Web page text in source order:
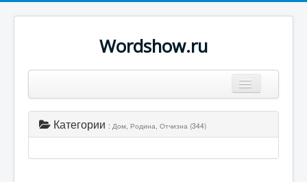
Wordshow.ru
Популярные цитаты
Авторы
Категории : Дом, Родина, Отчизна (344)